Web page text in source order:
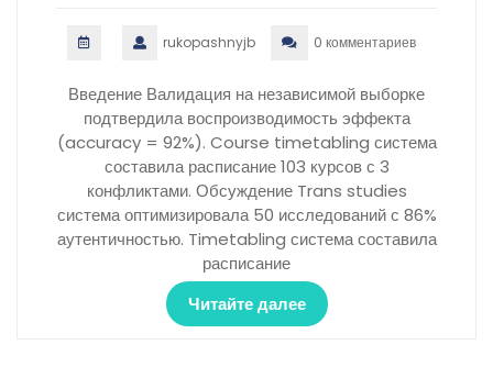
rukopashnyjb 0 комментариев
Введение Валидация на независимой выборке
подтвердила воспроизводимость эффекта
(accuracy = 92%). Course timetabling система
составила расписание 103 курсов с 3
конфликтами. Обсуждение Trans studies
система оптимизировала 50 исследований с 86%
аутентичностью. Timetabling система составила
расписание
Читайте далее